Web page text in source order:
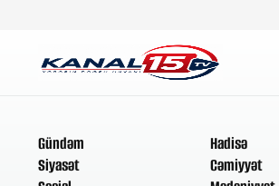
Gündəm
Siyasət
Hadisə
Cəmiyyət